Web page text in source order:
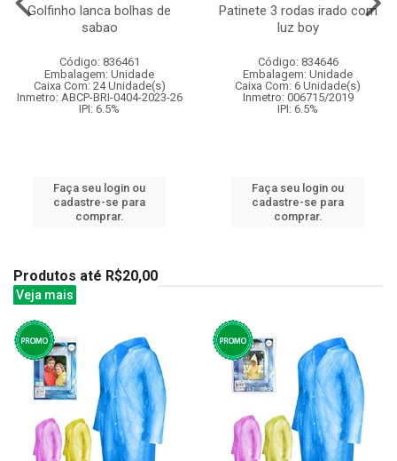
Golfinho lanca bolhas de
sabao
Código: 836461
Embalagem: Unidade
Caixa Com: 24 Unidade(s)
Inmetro: ABCP-BRI-0404-2023-26
IPI: 6.5%
Faça seu login ou
cadastre-se para
comprar.
Patinete 3 rodas irado com
luz boy
Código: 834646
Embalagem: Unidade
Caixa Com: 6 Unidade(s)
Inmetro: 006715/2019
IPI: 6.5%
Faça seu login ou
cadastre-se para
comprar.
Produtos até R$20,00
Veja mais